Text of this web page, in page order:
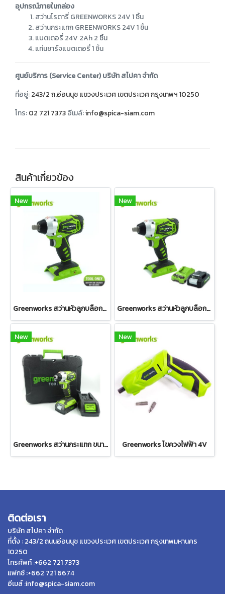
อุปกรณ์ภายในกล่อง
สว่านโรตารี่ GREENWORKS 24V 1 ชิ้น
สว่านกระแทก GREENWORKS 24V 1 ชิ้น
แบตเตอรี่ 24V 2Ah 2 ชิ้น
แท่นชาร์จแบตเตอรี่ 1 ชิ้น
ศูนย์บริการ (Service Center)บริษัท สไปคา จำกัด
ที่อยู่:243/2 ถ.อ่อนนุช แขวงประเวศ เขตประเวศ กรุงเทพฯ 10250
โทร:02 721 7373อีเมล์:info@spica-siam.com
สินค้าเกี่ยวข้อง
New
Greenworks สว่านหัวลูกบล็อกแบตเตอรี่ ขนาด 24V (เฉพาะตัวเครื่อง)
New
Greenworks สว่านหัวลูกบล็อกแบตเตอรี่ ขนาด 24V พร้อมแบตเตอรี่(2 แอมป์)และแท่นชาร์จ
New
Greenworks สว่านกระแทก ขนาด 24V พร้อมแบตเตอรี่และแท่นชาร์จ
New
Greenworks ไขควงไฟฟ้า 4V
ติดต่อเรา
บริษัท สไปคา จำกัด
ที่ตั้ง : 243/2 ถนนอ่อนนุช แขวงประเวศ เขตประเวศ กรุงเทพมหานคร
10250
โทรศัพท์ :+662 721 7373
แฟกซ์ :+662 721 6674
อีเมล์ :info@spica-siam.com